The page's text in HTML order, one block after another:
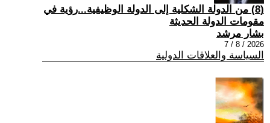
(8) من الدولة الشكلية إلى الدولة الوظيفية...رؤية في
مقومات الدولة الحديثة
بشار مرشد
2026 / 8 / 7
السياسة والعلاقات الدولية